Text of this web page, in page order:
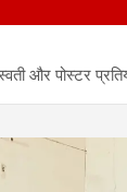
और पोस्टर